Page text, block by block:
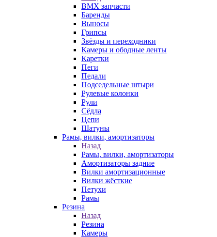
BMX запчасти
Баренды
Выносы
Грипсы
Звёзды и переходники
Камеры и ободные ленты
Каретки
Пеги
Педали
Подседельные штыри
Рулевые колонки
Рули
Сёдла
Цепи
Шатуны
Рамы, вилки, амортизаторы
Назад
Рамы, вилки, амортизаторы
Амортизаторы задние
Вилки амортизационные
Вилки жёсткие
Петухи
Рамы
Резина
Назад
Резина
Камеры